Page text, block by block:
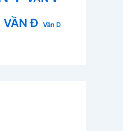
VẦN Đ Vần D